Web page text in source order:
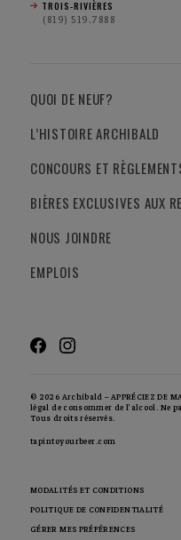
TROIS-RIVIÈRES
(819) 519.7888
QUOI DE NEUF?
L’HISTOIRE ARCHIBALD
CONCOURS ET
BIÈRES EXCLUSIVES AUX
NOUS JOINDRE
EMPLOIS
© 2026 Archibald – APPRÉCIEZ DE
légal de consommer de l’alcool. Ne
Tous droits réservés.
tapintoyourbeer.com
MODALITÉS ET CONDITIONS
POLITIQUE DE CONFIDENTIALITÉ
GÉRER MES PRÉFÉRENCES